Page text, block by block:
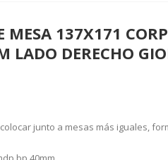
MESA 137X171
LADO DERECHO
junto a mesas más iguales,